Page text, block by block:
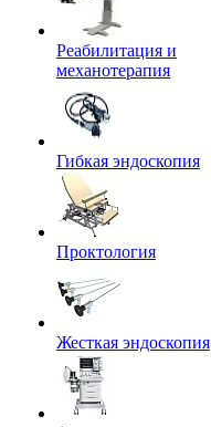
Реабилитация и
механотерапия
Гибкая эндоскопия
Проктология
Жесткая эндоскопия